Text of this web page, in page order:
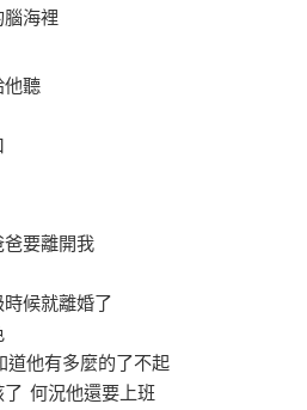
海裡
他聽
爸要離開我
候就離婚了
道他有多麼的了不起
何況他還要上班